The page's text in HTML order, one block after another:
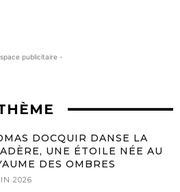
publicitaire -
DOCQUIR DANSE LA
UNE ÉTOILE NÉE AU
DES OMBRES
2026